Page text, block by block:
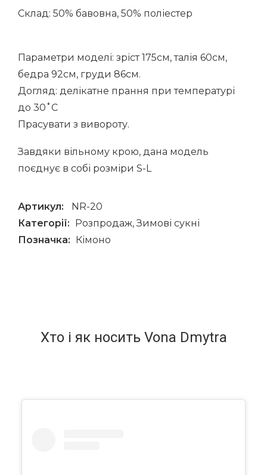
Склад: 50% бавовна, 50% поліестер
Параметри моделі: зріст 175см, талія 60см,
бедра 92см, груди 86см.
Догляд: делікатне прання при температурі
до 30˚С
Прасувати з вивороту.
Завдяки вільному крою, дана модель
поєднує в собі розміри S-L
Артикул:
NR-20
Категорії: Розпродаж,Зимові сукні
Позначка: Кімоно
Хто і як носить Vona Dmytra